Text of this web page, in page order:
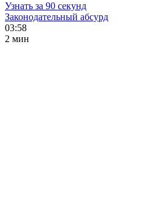
Узнать за 90 секунд
Законодательный абсурд
03:58
2 мин